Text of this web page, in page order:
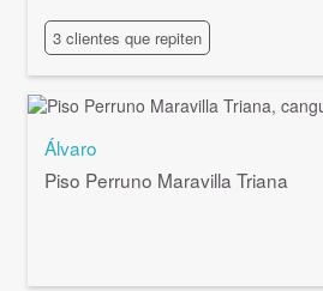
3 clientes que repiten
Álvaro
Piso Perruno Maravilla Triana